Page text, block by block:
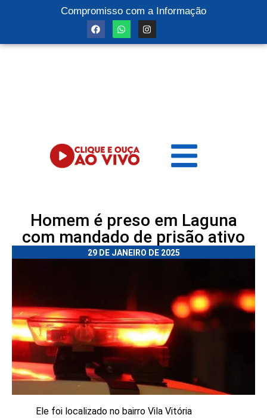
Compromisso com a Informação
Homem é preso em Laguna
com mandado de prisão ativo
29 DE JANEIRO DE 2025
Ele foi localizado no bairro Vila Vitória